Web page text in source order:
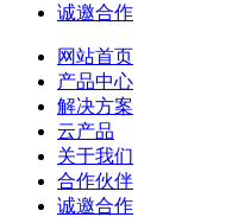
诚邀合作
网站首页
产品中心
解决方案
云产品
关于我们
合作伙伴
诚邀合作